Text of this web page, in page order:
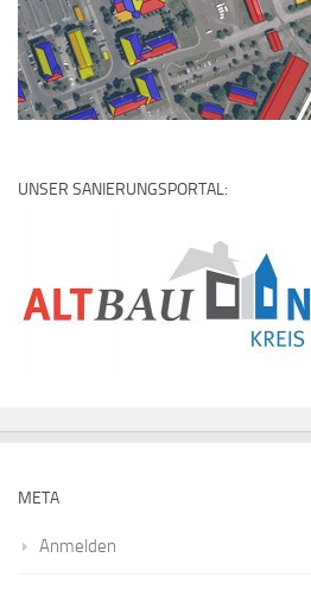
UNSER SANIERUNGSPORTAL:
META
Anmelden